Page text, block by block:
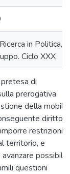
in Politica,
Ciclo XXX
di
prerogativa
della
diritto
restrizioni
territorio, e
possibili
questioni